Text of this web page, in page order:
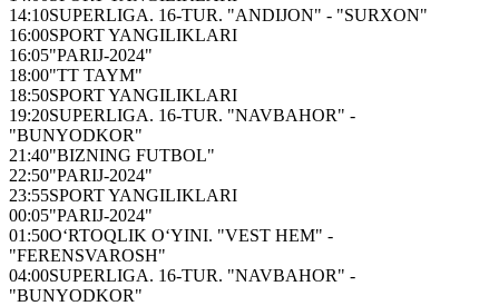
14:10SUPERLIGA. 16-TUR. "ANDIJON" - "SURXON"
16:00SPORT YANGILIKLARI
16:05"PARIJ-2024"
18:00"TT TAYM"
18:50SPORT YANGILIKLARI
19:20SUPERLIGA. 16-TUR. "NAVBAHOR" -
"BUNYODKOR"
21:40"BIZNING FUTBOL"
22:50"PARIJ-2024"
23:55SPORT YANGILIKLARI
00:05"PARIJ-2024"
01:50O‘RTOQLIK O‘YINI. "VEST HEM" -
"FERENSVAROSH"
04:00SUPERLIGA. 16-TUR. "NAVBAHOR" -
"BUNYODKOR"